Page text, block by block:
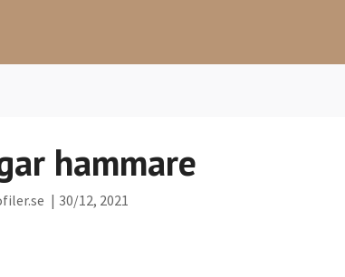
hammare
| 30/12, 2021